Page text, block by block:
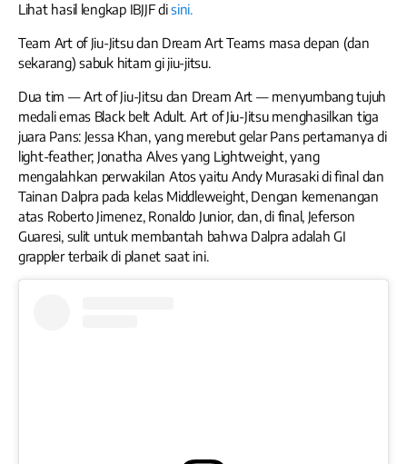
Lihat hasil lengkap IBJJF disini.
Team Art of Jiu-Jitsu dan Dream Art Teams masa depan (dan
sekarang) sabuk hitam gi jiu-jitsu.
Dua tim — Art of Jiu-Jitsu dan Dream Art — menyumbang tujuh
medali emas Black belt Adult. Art of Jiu-Jitsu menghasilkan tiga
juara Pans: Jessa Khan, yang merebut gelar Pans pertamanya di
light-feather; Jonatha Alves yang Lightweight, yang
mengalahkan perwakilan Atos yaitu Andy Murasaki di final dan
Tainan Dalpra pada kelas Middleweight, Dengan kemenangan
atas Roberto Jimenez, Ronaldo Junior, dan, di final, Jeferson
Guaresi, sulit untuk membantah bahwa Dalpra adalah GI
grappler terbaik di planet saat ini.